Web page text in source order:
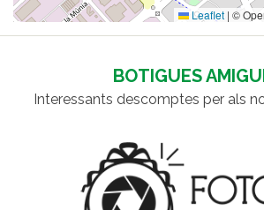
Leaflet | ©
BOTIGUES
Interessants descomptes per als